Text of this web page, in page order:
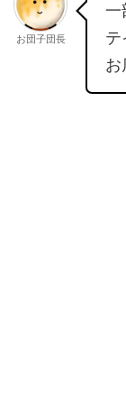
お団子団長
一
テ
お